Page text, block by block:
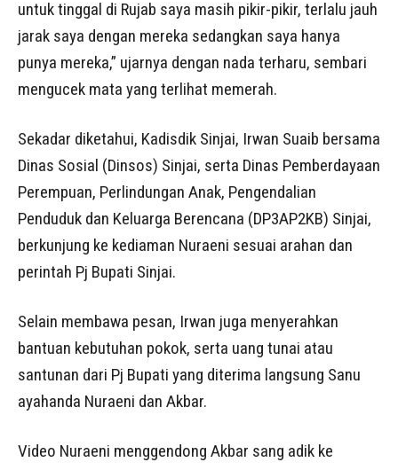
untuk tinggal di Rujab saya masih pikir-pikir, terlalu jauh
jarak saya dengan mereka sedangkan saya hanya
punya mereka,” ujarnya dengan nada terharu, sembari
mengucek mata yang terlihat memerah.
Sekadar diketahui, Kadisdik Sinjai, Irwan Suaib bersama
Dinas Sosial (Dinsos) Sinjai, serta Dinas Pemberdayaan
Perempuan, Perlindungan Anak, Pengendalian
Penduduk dan Keluarga Berencana (DP3AP2KB) Sinjai,
berkunjung ke kediaman Nuraeni sesuai arahan dan
perintah Pj Bupati Sinjai.
Selain membawa pesan, Irwan juga menyerahkan
bantuan kebutuhan pokok, serta uang tunai atau
santunan dari Pj Bupati yang diterima langsung Sanu
ayahanda Nuraeni dan Akbar.
Video Nuraeni menggendong Akbar sang adik ke